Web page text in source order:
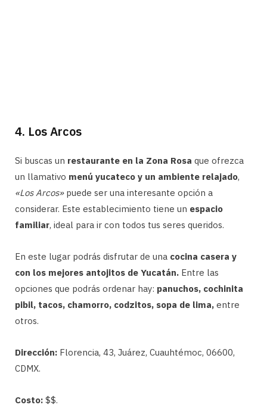
4. Los Arcos
Si buscas un restaurante en la Zona Rosa que ofrezca
un llamativo menú yucateco y un ambiente relajado,
«Los Arcos»puede ser una interesante opción a
considerar. Este establecimiento tiene un espacio
familiar, ideal para ir con todos tus seres queridos.
En este lugar podrás disfrutar de una cocina casera y
con los mejores antojitos de Yucatán. Entre las
opciones que podrás ordenar hay: panuchos, cochinita
pibil, tacos, chamorro, codzitos, sopa de lima, entre
otros.
Dirección: Florencia, 43, Juárez, Cuauhtémoc, 06600,
CDMX.
Costo: $$.